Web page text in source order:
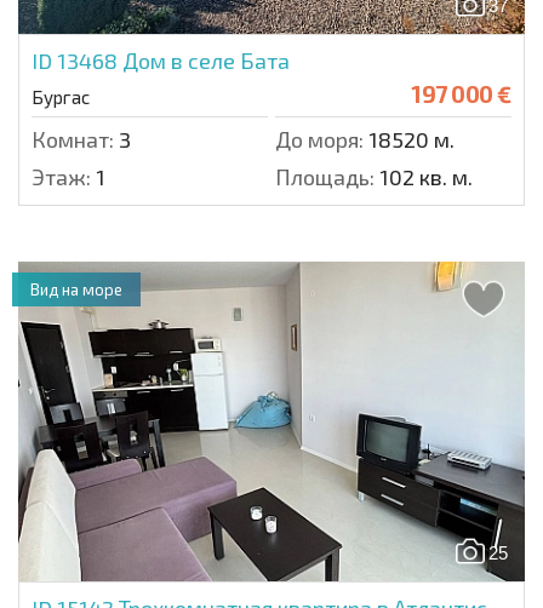
37
ID 13468 Дом в селе Бата
Бургас 197 000 €
Комнат: 3 До моря: 18520 м.
Этаж: 1 Площадь: 102 кв. м.
25
Вид на море